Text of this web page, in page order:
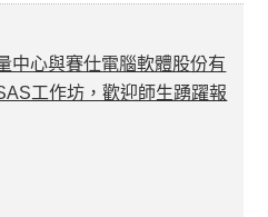
中心與賽仕電腦軟體股份有
工作坊，歡迎師生踴躍報